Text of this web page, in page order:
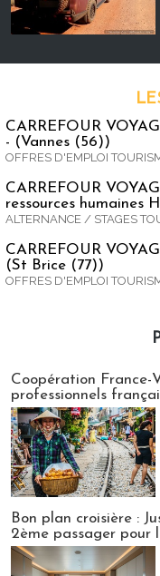
CARREFOUR
- (Vannes (56))
OFFRES D'EMPLOI
CARREFOUR
ressources humaines
ALTERNANCE / STAGES
CARREFOUR
(St Brice (77))
OFFRES D'EMPLOI
Coopération France-
professionnels
Bon plan croisière :
2ème passager pour